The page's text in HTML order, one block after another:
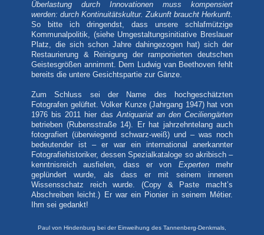
Überlastung durch Innovationen muss kompensiert
werden: durch Kontinuitätskultur. Zukunft braucht Herkunft.
So bitte ich dringendst, dass unsere schlafmützige
Kommunalpolitik, (siehe Umgestaltungsinitiative Breslauer
Platz, die sich schon Jahre dahingezogen hat) sich der
Restaurierung & Reinigung der ramponierten deutschen
Geistesgrößen annimmt. Dem Ludwig van Beethoven fehlt
bereits die untere Gesichtspartie zur Gänze.
Zum Schluss sei der Name des hochgeschätzten
Fotografen gelüftet. Volker Kunze (Jahrgang 1947) hat von
1976 bis 2011 hier dasAntiquariat an den Ceciliengärten
betrieben (Rubensstraße 14). Er hat jahrzehntelang auch
fotografiert (überwiegend schwarz-weiß) und – was noch
bedeutender ist – er war ein international anerkannter
Fotografiehistoriker, dessen Spezialkataloge so akribisch –
kenntnisreich ausfielen, dass er von Expertenmehr
geplündert wurde, als dass er mit seinem inneren
Wissensschatz reich wurde. (Copy & Paste macht’s
Abschreiben leicht.) Er war ein Pionier in seinem Métier.
Ihm sei gedankt!
Paul von Hindenburg bei der Einweihung des Tannenberg-Denkmals,